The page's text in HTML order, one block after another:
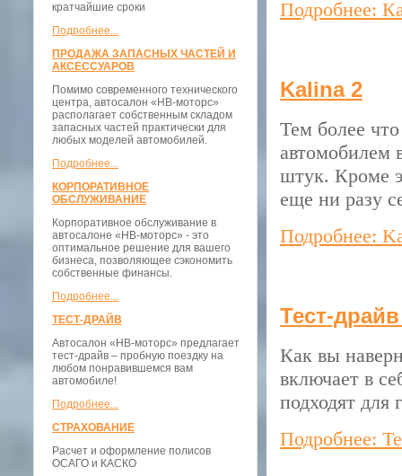
кратчайшие сроки
Подробнее...
ПРОДАЖА ЗАПАСНЫХ ЧАСТЕЙ И
АКСЕССУАРОВ
Помимо современного технического
центра, автосалон «НВ-моторс»
располагает собственным складом
запасных частей практически для
любых моделей автомобилей.
Подробнее...
КОРПОРАТИВНОЕ
ОБСЛУЖИВАНИЕ
Корпоративное обслуживание в
автосалоне «НВ-моторс» - это
оптимальное решение для вашего
бизнеса, позволяющее сэкономить
собственные финансы.
Подробнее...
ТЕСТ-ДРАЙВ
Автосалон «НВ-моторс» предлагает
тест-драйв – пробную поездку на
любом понравившемся вам
автомобиле!
Подробнее...
СТРАХОВАНИЕ
Расчет и оформление полисов
ОСАГО и КАСКО
Подробнее:
Kalina 2
Тем более
автомобилем
штук. Кроме
еще ни разу
Подробнее:
Тест-
Как вы
включает в
подходят для
Подробнее: